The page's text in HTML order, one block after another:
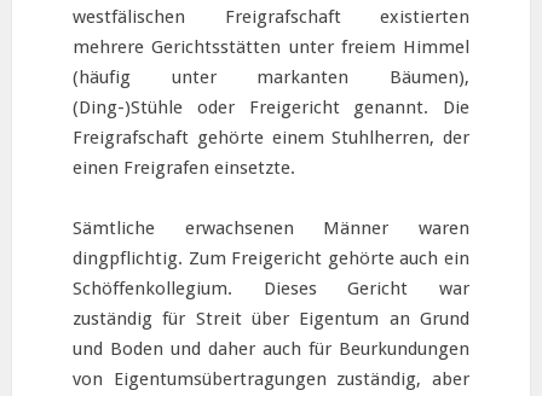
westfälischen Freigrafschaft existierten
mehrere Gerichtsstätten unter freiem Himmel
(häufig unter markanten Bäumen),
(Ding-)Stühle oder Freigericht genannt. Die
Freigrafschaft gehörte einem Stuhlherren, der
einen Freigrafen einsetzte.
Sämtliche erwachsenen Männer waren
dingpflichtig. Zum Freigericht gehörte auch ein
Schöffenkollegium. Dieses Gericht war
zuständig für Streit über Eigentum an Grund
und Boden und daher auch für Beurkundungen
von Eigentumsübertragungen zuständig, aber